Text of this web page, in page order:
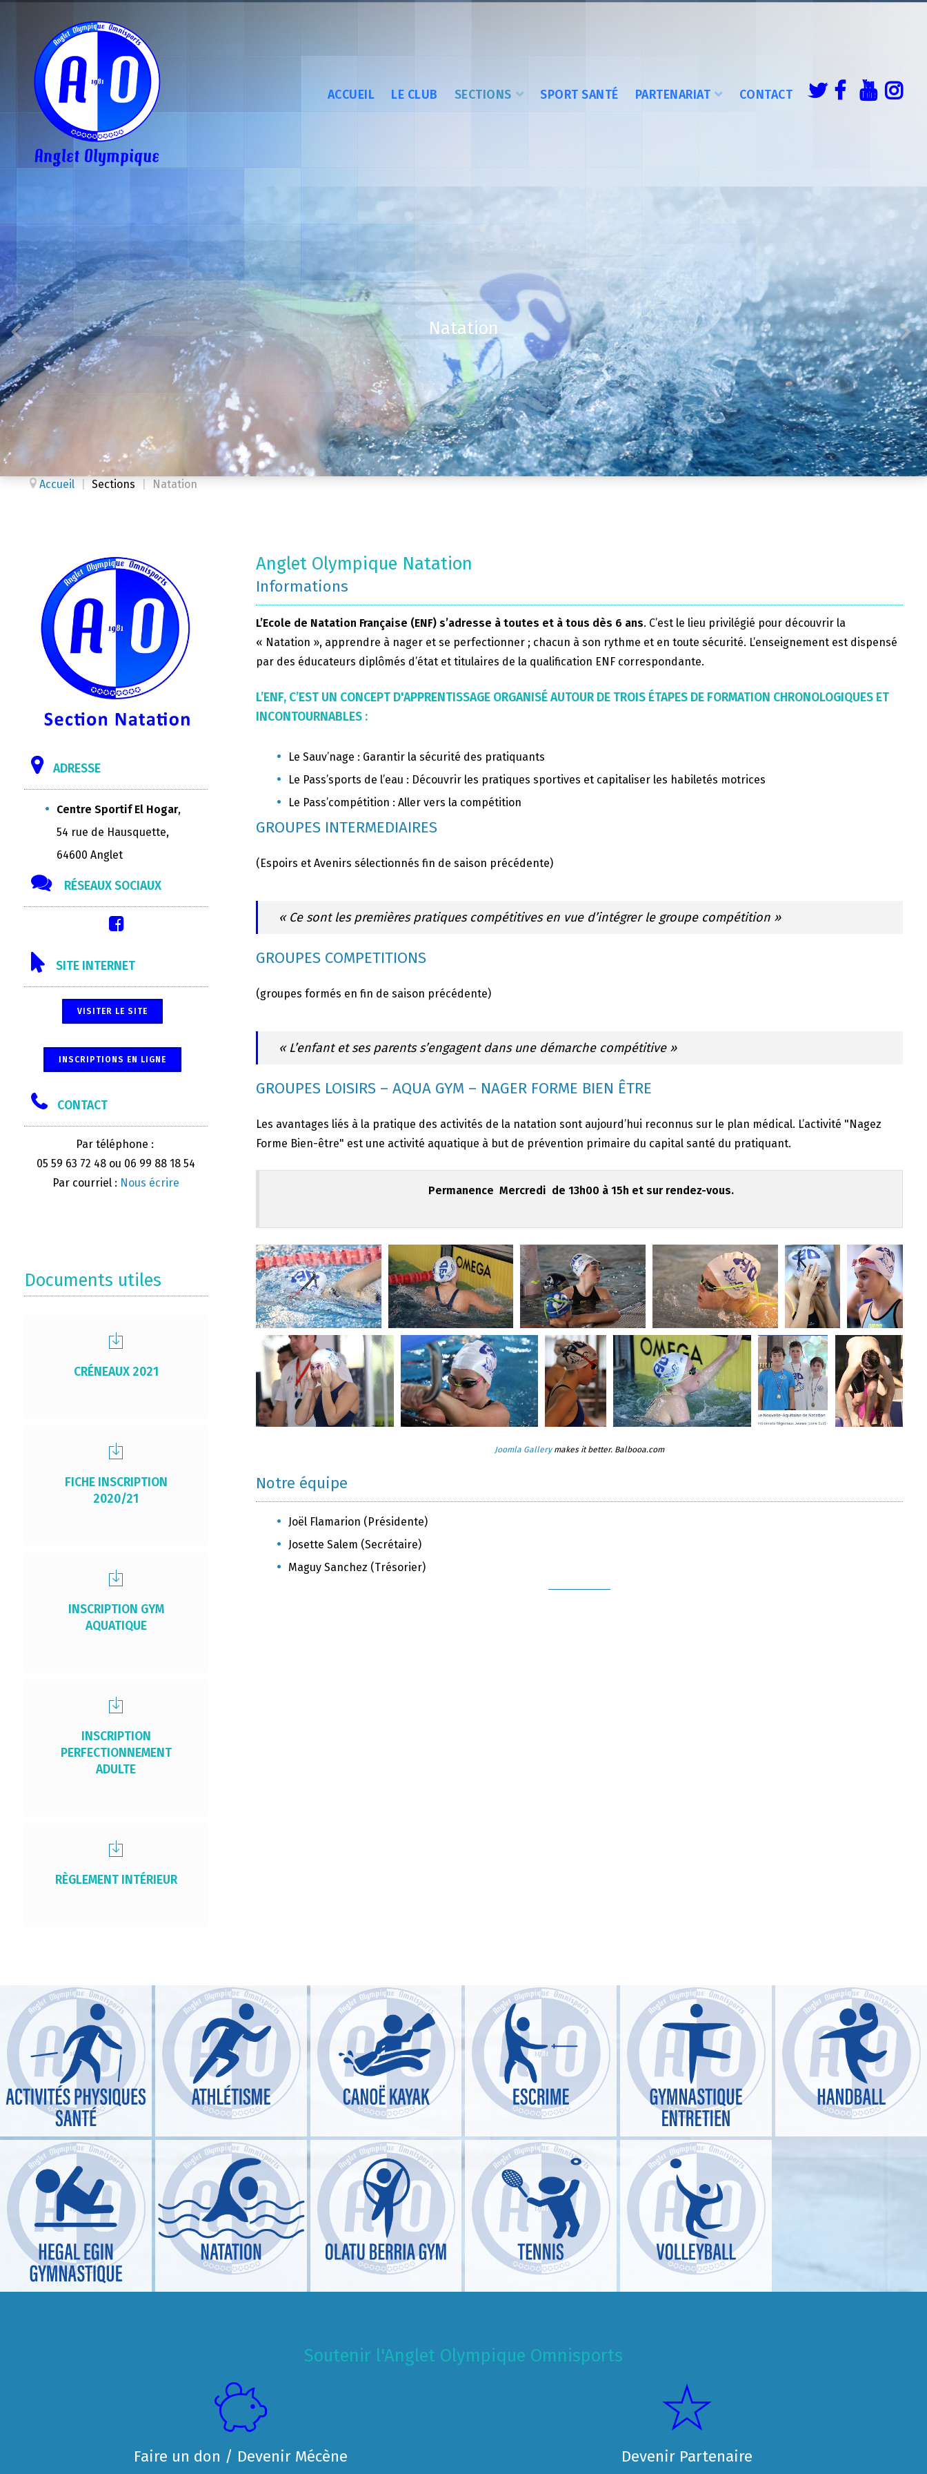
ACCUEIL LE CLUB SECTIONS SPORT SANTÉ PARTENARIAT CONTACT
Natation
Accueil Sections Natation
ADRESSE
Centre Sportif El Hogar,
54 rue de Hausquette,
64600 Anglet
RÉSEAUX SOCIAUX
SITE INTERNET
VISITER LE SITE
INSCRIPTIONS EN LIGNE
CONTACT
Par téléphone :
05 59 63 72 48 ou 06 99 88 18 54
Par courriel : Nous écrire
Documents utiles
CRÉNEAUX 2021
FICHE INSCRIPTION
2020/21
INSCRIPTION GYM
AQUATIQUE
INSCRIPTION
PERFECTIONNEMENT
ADULTE
RÈGLEMENT INTÉRIEUR
Anglet Olympique Natation
Informations
L’Ecole de Natation Française (ENF) s’adresse à toutes et à tous dès 6 ans. C’est le lieu privilégié pour découvrir la
« Natation », apprendre à nager et se perfectionner ; chacun à son rythme et en toute sécurité. L’enseignement est dispensé
par des éducateurs diplômés d’état et titulaires de la qualification ENF correspondante.
L’ENF, C’EST UN CONCEPT D'APPRENTISSAGE ORGANISÉ AUTOUR DE TROIS ÉTAPES DE FORMATION CHRONOLOGIQUES ET
INCONTOURNABLES :
Le Sauv’nage : Garantir la sécurité des pratiquants
Le Pass’sports de l’eau : Découvrir les pratiques sportives et capitaliser les habiletés motrices
Le Pass’compétition : Aller vers la compétition
GROUPES INTERMEDIAIRES
(Espoirs et Avenirs sélectionnés fin de saison précédente)
« Ce sont les premières pratiques compétitives en vue d’intégrer le groupe compétition »
GROUPES COMPETITIONS
(groupes formés en fin de saison précédente)
« L’enfant et ses parents s’engagent dans une démarche compétitive »
GROUPES LOISIRS – AQUA GYM – NAGER FORME BIEN ÊTRE
Les avantages liés à la pratique des activités de la natation sont aujourd’hui reconnus sur le plan médical. L’activité "Nagez
Forme Bien-être" est une activité aquatique à but de prévention primaire du capital santé du pratiquant.
Permanence Mercredi de 13h00 à 15h et sur rendez-vous.
Joomla Gallerymakes it better. Balbooa.com
Notre équipe
Joël Flamarion (Présidente)
Josette Salem (Secrétaire)
Maguy Sanchez (Trésorier)
Soutenir l'Anglet Olympique Omnisports
Faire un don / Devenir Mécène Devenir Partenaire